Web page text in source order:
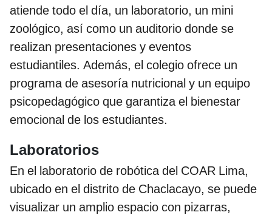
atiende todo el día, un laboratorio, un mini
zoológico, así como un auditorio donde se
realizan presentaciones y eventos
estudiantiles. Además, el colegio ofrece un
programa de asesoría nutricional y un equipo
psicopedagógico que garantiza el bienestar
emocional de los estudiantes.
Laboratorios
En el laboratorio de robótica del COAR Lima,
ubicado en el distrito de Chaclacayo, se puede
visualizar un amplio espacio con pizarras,